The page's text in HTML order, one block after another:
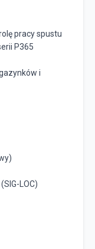
pracy spustu
P365
i
LOC)